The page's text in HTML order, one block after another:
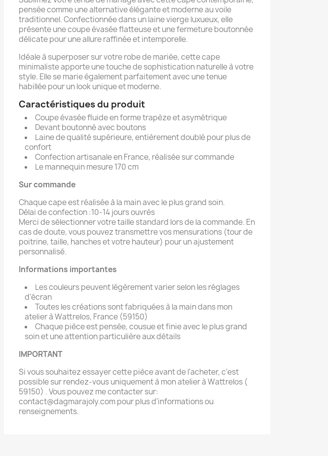
pensée comme une alternative élégante et moderne au voile
traditionnel. Confectionnée dans un laine vierge luxueux, elle
présente une coupe évasée flatteuse et une fermeture boutonnée
délicate pour une allure raffinée et intemporelle.
Idéale à superposer sur votre robe de mariée, cette cape
minimaliste apporte une touche de sophistication naturelle à votre
style. Elle se marie également parfaitement avec une tenue
habillée pour un look unique et moderne.
Caractéristiques du produit
Coupe évasée fluide en forme trapèze et asymétrique
Devant boutonné avec boutons
Laine de qualité supérieure, entièrement doublé pour plus de
confort
Confection artisanale en France, réalisée sur commande
Le mannequin mesure 170 cm
Sur commande
Chaque cape est réalisée à la main avec le plus grand soin.
Délai de confection :10-14 jours ouvrés
Merci de sélectionner votre taille standard lors de la commande. En
cas de doute, vous pouvez transmettre vos mensurations (tour de
poitrine, taille, hanches et votre hauteur) pour un ajustement
personnalisé.
Informations importantes
Les couleurs peuvent légèrement varier selon les réglages
d’écran
Toutes les créations sont fabriquées à la main dans mon
atelier à Wattrelos, France (59150)
Chaque pièce est pensée, cousue et finie avec le plus grand
soin et une attention particulière aux détails
IMPORTANT
Si vous souhaitez essayer cette pièce avant de l'acheter, c'est
possible sur rendez-vous uniquement à mon atelier à Wattrelos (
59150) . Vous pouvez me contacter sur:
contact@dagmarajoly.com pour plus d'informations ou
renseignements.